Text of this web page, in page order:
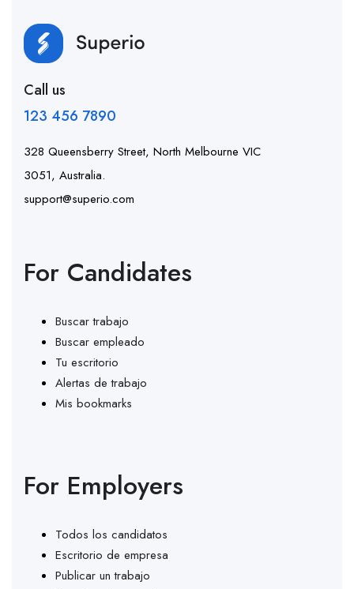
Call us
123 456 7890
328 Queensberry Street, North Melbourne VIC
3051, Australia.
support@superio.com
For Candidates
Buscar trabajo
Buscar empleado
Tu escritorio
Alertas de trabajo
Mis bookmarks
For Employers
Todos los candidatos
Escritorio de empresa
Publicar un trabajo